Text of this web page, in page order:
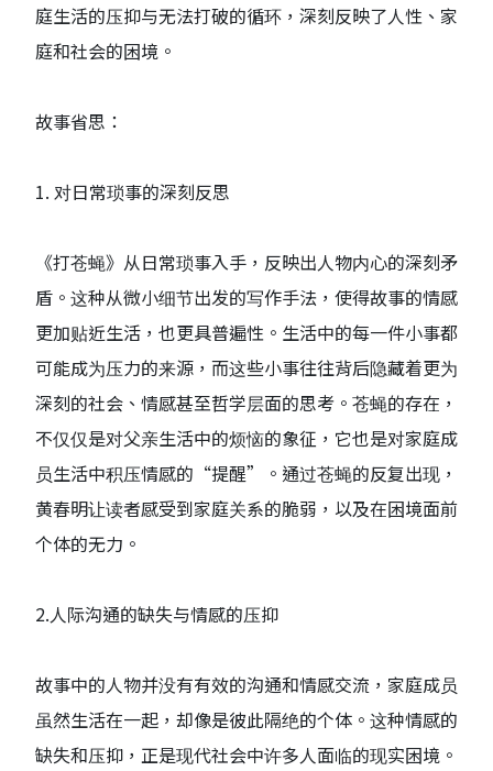
庭生活的压抑与无法打破的循环，深刻反映了人性、家
庭和社会的困境。
故事省思：
1. 对日常琐事的深刻反思
《打苍蝇》从日常琐事入手，反映出人物内心的深刻矛
盾。这种从微小细节出发的写作手法，使得故事的情感
更加贴近生活，也更具普遍性。生活中的每一件小事都
可能成为压力的来源，而这些小事往往背后隐藏着更为
深刻的社会、情感甚至哲学层面的思考。苍蝇的存在，
不仅仅是对父亲生活中的烦恼的象征，它也是对家庭成
员生活中积压情感的“提醒”。通过苍蝇的反复出现，
黄春明让读者感受到家庭关系的脆弱，以及在困境面前
个体的无力。
2.人际沟通的缺失与情感的压抑
故事中的人物并没有有效的沟通和情感交流，家庭成员
虽然生活在一起，却像是彼此隔绝的个体。这种情感的
缺失和压抑，正是现代社会中许多人面临的现实困境。